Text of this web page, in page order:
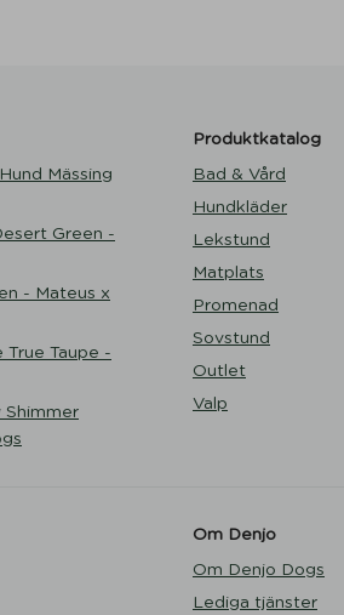
Mässing
Green -
- Mateus x
True Taupe -
Shimmer
Produktkatalog
Bad & Vård
Hundkläder
Lekstund
Matplats
Promenad
Sovstund
Outlet
Valp
Om Denjo
Om Denjo Dogs
Lediga tjänster